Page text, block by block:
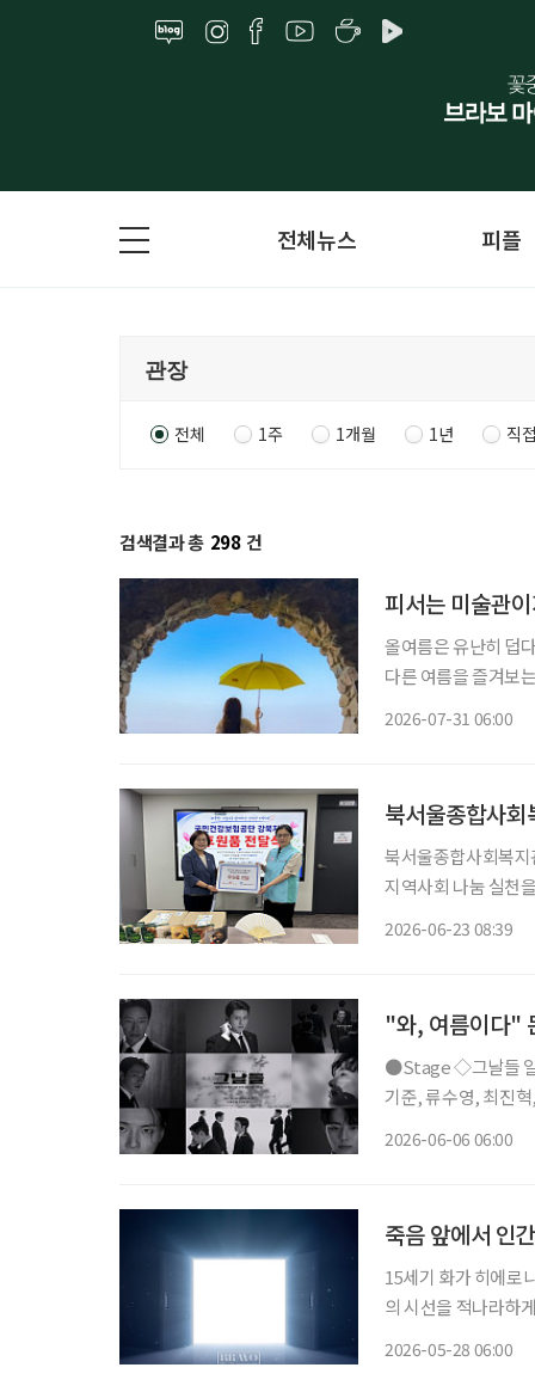
전체뉴스 피플
전체 1주 1개월 1년 직
검색결과 총 298 건
피서는 미술관
올여름은 유난히 덥
다른 여름을 즐겨보
2026-07-31 06:00
북서울종합사
북서울종합사회복
지역사회 나눔 실천을 위한
2026-06-23 08:39
"와, 여름이다"
●Stage ◇그날들 일정 6월 9일 ~ 8월 23일 장소 디큐브 링크아트센터 연출 장유정 출연 엄
기준, 류수영, 최진혁, 김정현
2026-06-06 06:00
죽음 앞에서 인
15세기 화가 히에로
의 시선을 적나라하
2026-05-28 06:00